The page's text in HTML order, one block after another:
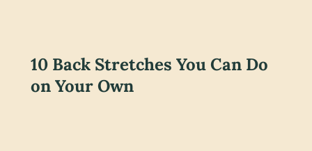
10 Back Stretches You Can Do
on Your Own